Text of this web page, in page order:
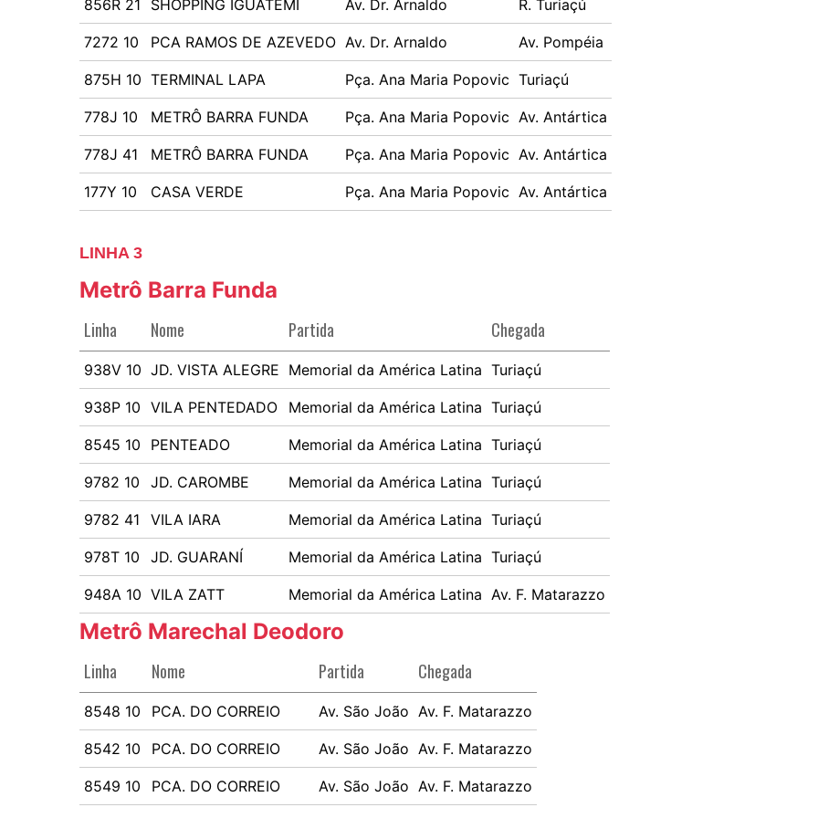
856R 21 SHOPPING IGUATEMI Av. Dr. Arnaldo R. Turiaçú
7272 10 PCA RAMOS DE AZEVEDO Av. Dr. Arnaldo Av. Pompéia
875H 10 TERMINAL LAPA Pça. Ana Maria Popovic Turiaçú
778J 10 METRÔ BARRA FUNDA Pça. Ana Maria Popovic Av. Antártica
778J 41 METRÔ BARRA FUNDA Pça. Ana Maria Popovic Av. Antártica
177Y 10 CASA VERDE Pça. Ana Maria Popovic Av. Antártica
LINHA 3
Metrô Barra Funda
Linha Nome Partida Chegada
938V 10 JD. VISTA ALEGRE Memorial da América Latina Turiaçú
938P 10 VILA PENTEDADO Memorial da América Latina Turiaçú
8545 10 PENTEADO Memorial da América Latina Turiaçú
9782 10 JD. CAROMBE Memorial da América Latina Turiaçú
9782 41 VILA IARA Memorial da América Latina Turiaçú
978T 10 JD. GUARANÍ Memorial da América Latina Turiaçú
948A 10 VILA ZATT Memorial da América Latina Av. F. Matarazzo
Metrô Marechal Deodoro
Linha Nome Partida Chegada
8548 10 PCA. DO CORREIO Av. São João Av. F. Matarazzo
8542 10 PCA. DO CORREIO Av. São João Av. F. Matarazzo
8549 10 PCA. DO CORREIO Av. São João Av. F. Matarazzo